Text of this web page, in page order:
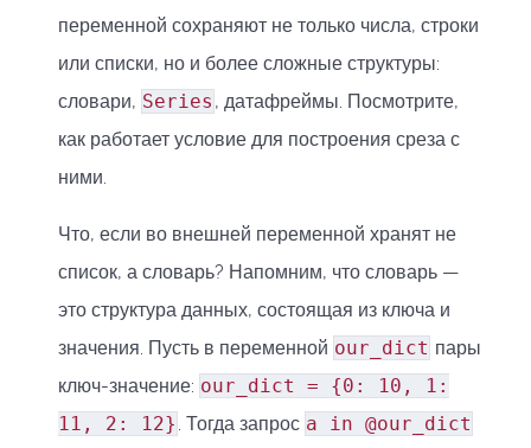
переменной сохраняют не только числа, строки
или списки, но и более сложные структуры:
словари, Series , датафреймы. Посмотрите,
как работает условие для построения среза с
ними.
Что, если во внешней переменной хранят не
список, а словарь? Напомним, что словарь —
это структура данных, состоящая из ключа и
значения. Пусть в переменной our_dict пары
ключ-значение: our_dict = {0: 10, 1:
11, 2: 12} . Тогда запрос a in @our_dict